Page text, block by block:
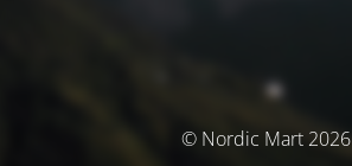
© Nordic Mart 2026